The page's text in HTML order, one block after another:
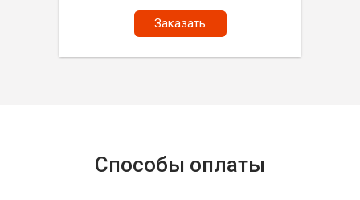
Заказать
Способы оплаты